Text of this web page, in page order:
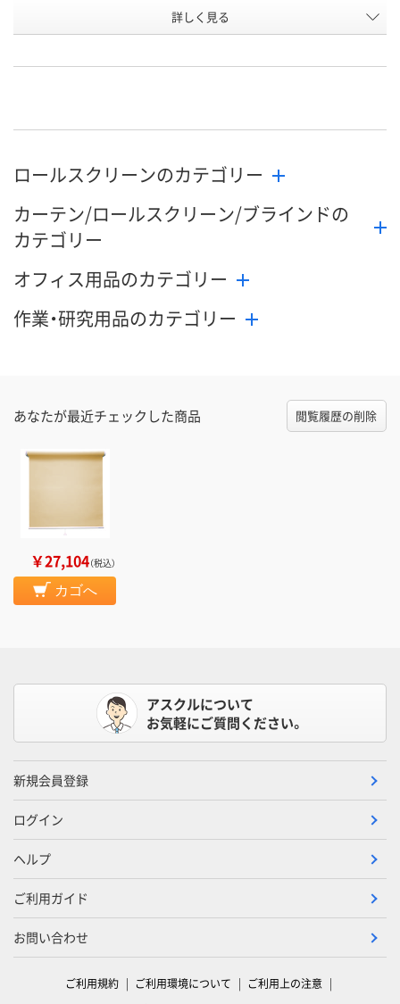
AP04964 AP05981
カゴへ カゴへ
詳しく見る
ロールスクリーンのカテゴリー
カーテン/ロールスクリーン/ブラインドの
カテゴリー
オフィス用品のカテゴリー
作業・研究用品のカテゴリー
あなたが最近チェックした商品 閲覧履歴の削除
￥27,104（税込）
カゴへ
アスクルについて
お気軽にご質問ください。
新規会員登録
ログイン
ヘルプ
ご利用ガイド
お問い合わせ
ご利用規約 ご利用環境について
ご利用上の注意